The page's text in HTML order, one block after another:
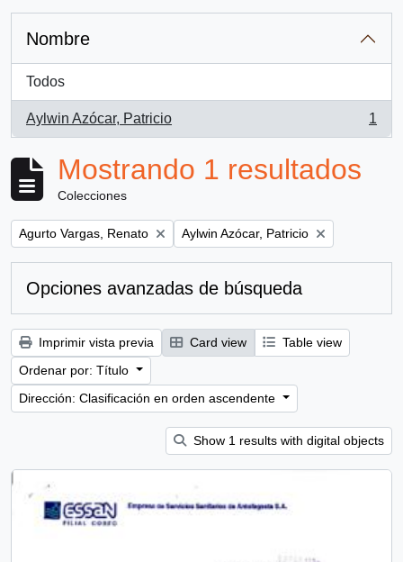
Nombre
Todos
Aylwin Azócar, Patricio
, 1 resultados
1
Mostrando 1 resultados
Colecciones
Remove filter:
Agurto Vargas, Renato Remove filter:
Aylwin Azócar, Patricio
Opciones avanzadas de búsqueda
Imprimir vista previa Card view
Table view
Ordenar por: Título
Dirección: Clasificación en orden ascendente
Show 1 results with digital objects